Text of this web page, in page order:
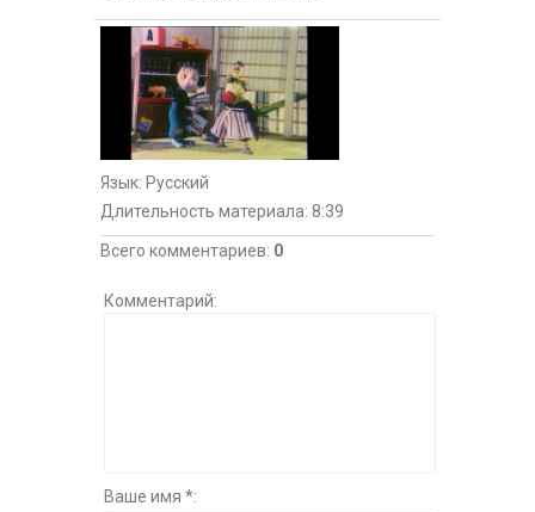
Язык: Русский
Длительность материала: 8:39
Всего комментариев: 0
Комментарий:
Ваше имя *: